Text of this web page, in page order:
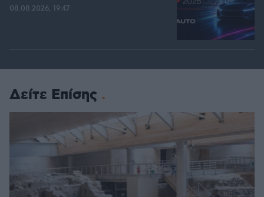
08.08.2026, 19:47
Δείτε Επίσης